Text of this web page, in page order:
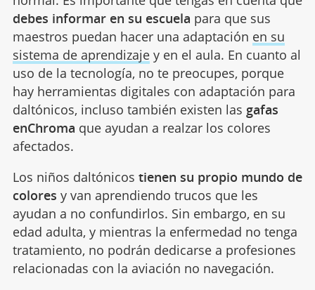
debes informar en su escuela para que sus
maestros puedan hacer una adaptación en su
sistema de aprendizajey en el aula. En cuanto al
uso de la tecnología, no te preocupes, porque
hay herramientas digitales con adaptación para
daltónicos, incluso también existen las gafas
enChroma que ayudan a realzar los colores
afectados.
Los niños daltónicos tienen su propio mundo de
colores y van aprendiendo trucos que les
ayudan a no confundirlos. Sin embargo, en su
edad adulta, y mientras la enfermedad no tenga
tratamiento, no podrán dedicarse a profesiones
relacionadas con la aviación no navegación.